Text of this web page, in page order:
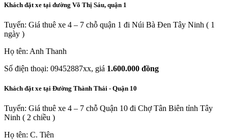
Khách đặt xe tại đường Võ Thị Sáu, quận 1
Tuyến: Giá thuê xe 4 – 7 chỗ quận 1 đi Núi Bà Đen Tây Ninh ( 1
ngày )
Họ tên: Anh Thanh
Số điện thoại: 09452887xx, giá 1.600.000 đồng
Khách đặt xe tại Đường Thành Thái - Quận 10
Tuyến: Giá thuê xe 4 – 7 chỗ Quận 10 đi Chợ Tân Biên tỉnh Tây
Ninh ( 2 chiều )
Họ tên: C. Tiên